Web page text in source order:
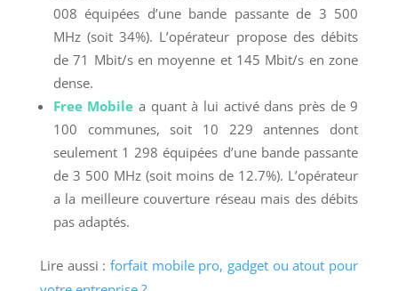
008 équipées d’une bande passante de 3 500
MHz (soit 34%). L’opérateur propose des débits
de 71 Mbit/s en moyenne et 145 Mbit/s en zone
dense.
Free Mobile a quant à lui activé dans près de 9
100 communes, soit 10 229 antennes dont
seulement 1 298 équipées d’une bande passante
de 3 500 MHz (soit moins de 12.7%). L’opérateur
a la meilleure couverture réseau mais des débits
pas adaptés.
Lire aussi : forfait mobile pro, gadget ou atout pour